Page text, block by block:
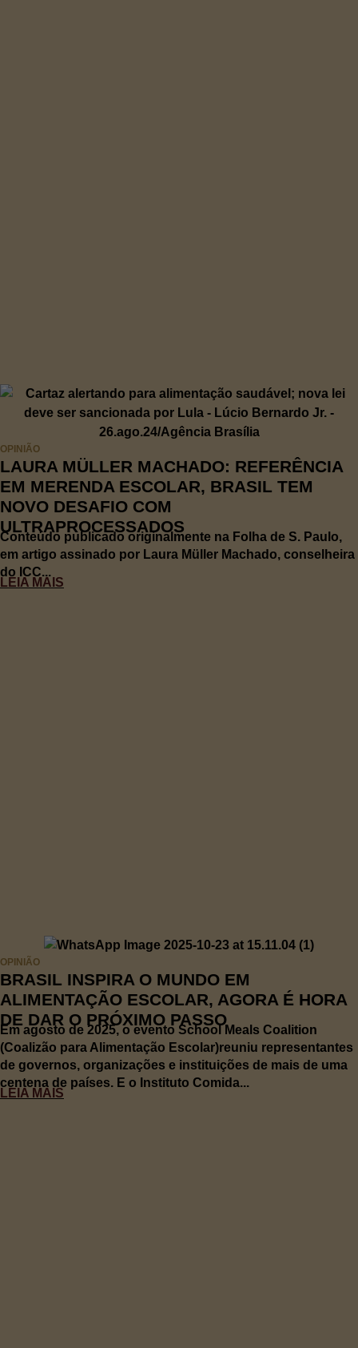
OPINIÃO
LAURA MÜLLER MACHADO: REFERÊNCIA
EM MERENDA ESCOLAR, BRASIL TEM
NOVO DESAFIO COM
ULTRAPROCESSADOS
Conteúdo publicado originalmente na Folha de S. Paulo,
em artigo assinado por Laura Müller Machado, conselheira
do ICC...
LEIA MAIS
OPINIÃO
BRASIL INSPIRA O MUNDO EM
ALIMENTAÇÃO ESCOLAR, AGORA É HORA
DE DAR O PRÓXIMO PASSO
Em agosto de 2025, o evento School Meals Coalition
(Coalizão para Alimentação Escolar)reuniu representantes
de governos, organizações e instituições de mais de uma
centena de países. E o Instituto Comida...
LEIA MAIS